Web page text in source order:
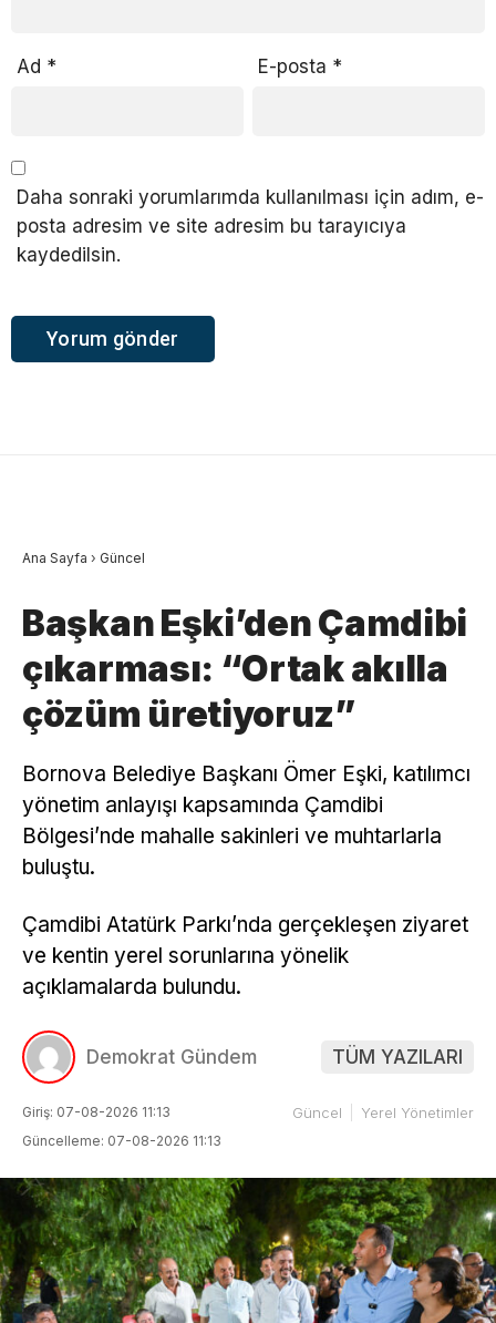
Ad * E-posta *
Daha sonraki yorumlarımda kullanılması için adım, e-
posta adresim ve site adresim bu tarayıcıya
kaydedilsin.
Ana Sayfa › Güncel
Başkan Eşki’den Çamdibi
çıkarması: “Ortak akılla
çözüm üretiyoruz”
Bornova Belediye Başkanı Ömer Eşki, katılımcı
yönetim anlayışı kapsamında Çamdibi
Bölgesi’nde mahalle sakinleri ve muhtarlarla
buluştu.
Çamdibi Atatürk Parkı’nda gerçekleşen ziyaret
ve kentin yerel sorunlarına yönelik
açıklamalarda bulundu.
Demokrat Gündem TÜM YAZILARI
Giriş: 07-08-2026 11:13
Güncelleme: 07-08-2026 11:13
Güncel Yerel Yönetimler